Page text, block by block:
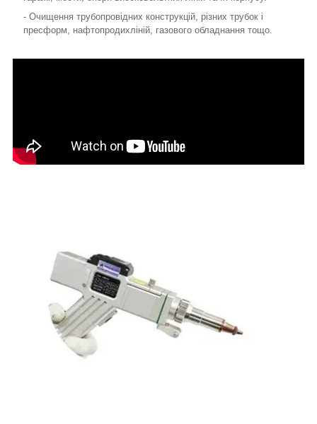
- Очищення трубопровідних конструкцій, різних трубок і
пресформ, нафтопродихліній, газового обладнання тощо.